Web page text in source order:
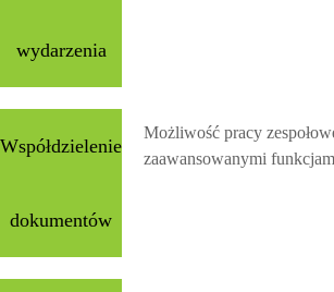
wydarzenia
Współdzielenie
dokumentów
Możliwość pracy
zaawansowanymi